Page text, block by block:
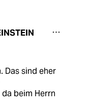
Das sind eher
beim Herrn